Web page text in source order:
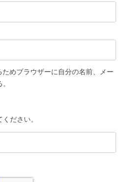
めブラウザーに自分の名前、メー
ださい。